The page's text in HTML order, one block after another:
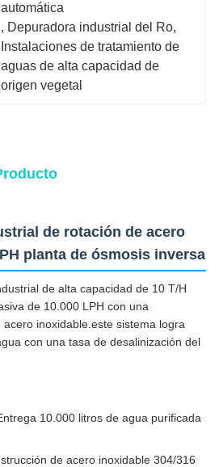
automática
, Depuradora industrial del Ro,
Instalaciones de tratamiento de
aguas de alta capacidad de
origen vegetal
de rotación de acero
planta de ósmosis inversa
de alta capacidad de 10 T/H
de 10.000 LPH con una
inoxidable.este sistema logra
con una tasa de desalinización del
10.000 litros de agua purificada
de acero inoxidable 304/316